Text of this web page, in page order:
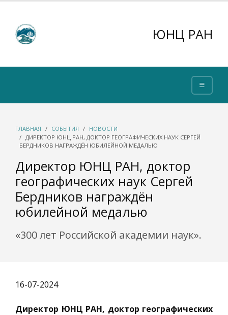
ЮНЦ РАН
ГЛАВНАЯ СОБЫТИЯ
НОВОСТИ
ДИРЕКТОР ЮНЦ РАН, ДОКТОР ГЕОГРАФИЧЕСКИХ НАУК СЕРГЕЙ
БЕРДНИКОВ НАГРАЖДЁН ЮБИЛЕЙНОЙ МЕДАЛЬЮ
Директор ЮНЦ РАН, доктор
географических наук Сергей
Бердников награждён
юбилейной медалью
«300 лет Российской академии наук».
16-07-2024
Директор ЮНЦ РАН, доктор географических